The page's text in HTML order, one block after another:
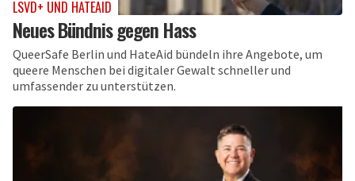
LSVD+ UND HATEAID
Neues Bündnis gegen Hass
QueerSafe Berlin und HateAid bündeln ihre Angebote, um
queere Menschen bei digitaler Gewalt schneller und
umfassender zu unterstützen.